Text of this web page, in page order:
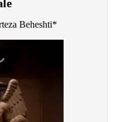
Beheshti*